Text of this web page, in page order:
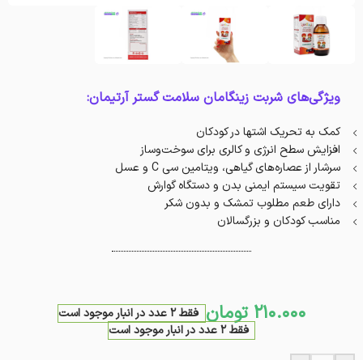
ویژگی‌های شربت زینگامان سلامت گستر آرتیمان:
کمک به تحریک اشتها در کودکان
افزایش سطح انرژی و کالری برای سوخت‌و‌ساز
سرشار از عصاره‌های گیاهی، ویتامین سی C و عسل
تقویت سیستم ایمنی بدن و دستگاه گوارش
دارای طعم مطلوب تمشک و بدون شکر
مناسب کودکان و بزرگسالان
210.000 تومان فقط 2 عدد در انبار موجود است
فقط 2 عدد در انبار موجود است